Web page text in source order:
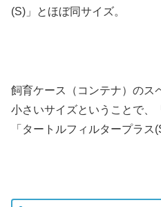
(S)」とほぼ同サイズ。
飼育ケース（コンテナ）のス
小さいサイズということで、
「タートルフィルタープラス